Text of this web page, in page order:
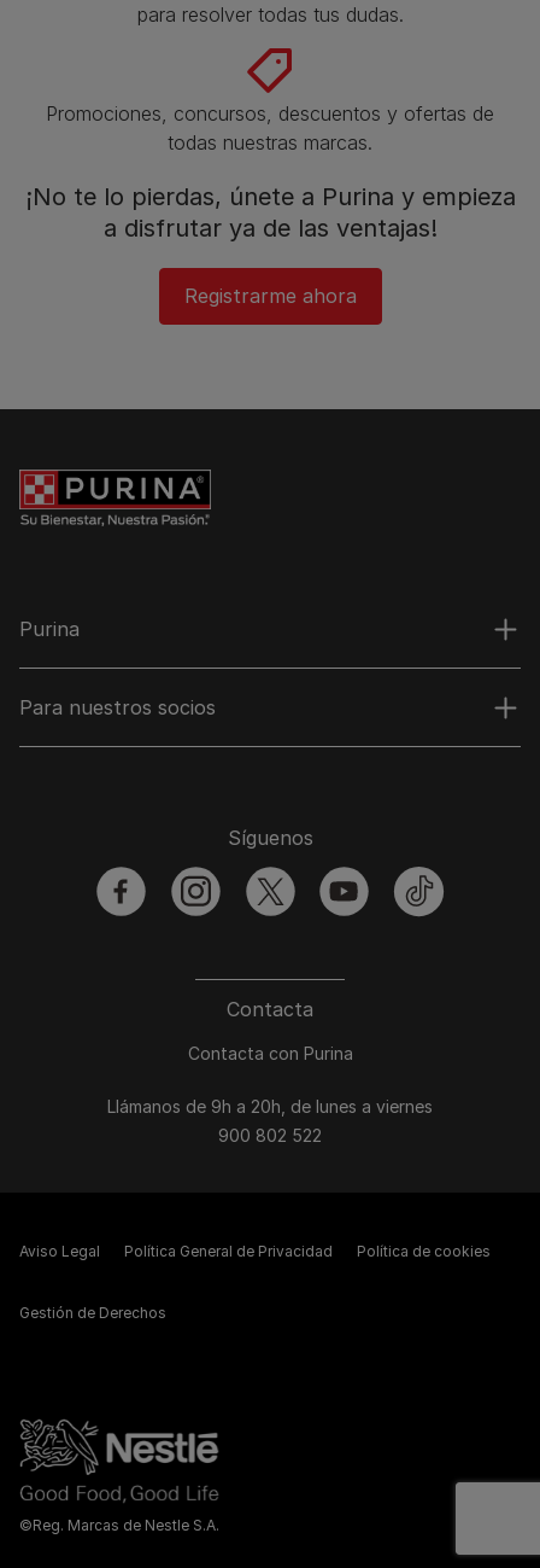
para resolver todas tus dudas.​
Promociones, concursos, descuentos y ofertas de
todas nuestras marcas.​
¡No te lo pierdas, únete a Purina y empieza
a disfrutar ya de las ventajas!​
Registrarme ahora
Purina
Para nuestros socios
Contacta
Contacta con Purina
Llámanos de 9h a 20h, de lunes a viernes
900 802 522
Síguenos
facebookinstagramtwitter youtubetiktok
©Reg. Marcas de Nestle S.A.
Aviso Legal Política General de Privacidad Política de cookies
Gestión de Derechos